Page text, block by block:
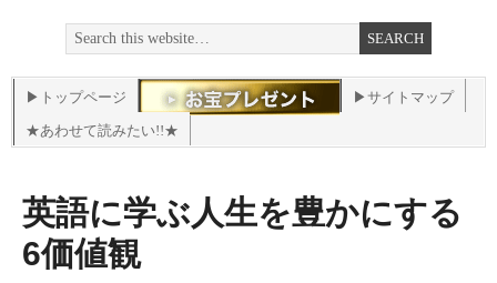
▶トップページ
▶サイトマップ
★あわせて読みたい!!★
英語に学ぶ人生を豊かにする
6価値観